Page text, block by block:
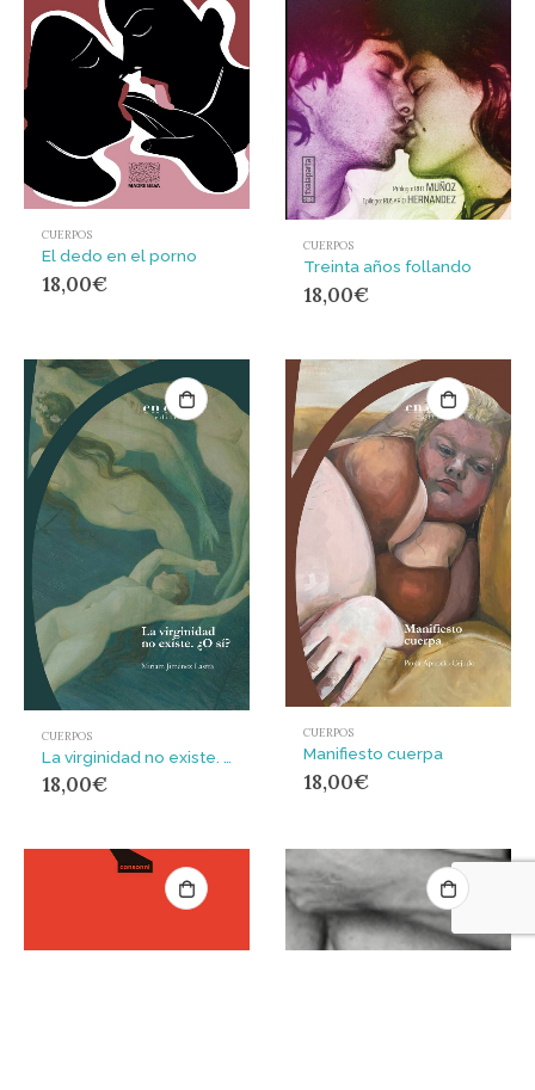
CUERPOS
El dedo en el porno
18,00€
CUERPOS
Treinta años follando
18,00€
CUERPOS
18,00€
CUERPOS
Manifiesto cuerpa
18,00€